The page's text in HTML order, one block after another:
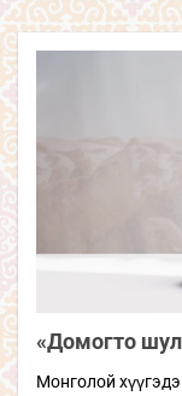
«Домогто
Монголой